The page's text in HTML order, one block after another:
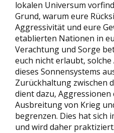
lokalen Universum
Grund, warum eure
Aggressivität und eure
etablierten Nationen in
Verachtung und Sorge
euch nicht erlaubt,
dieses Sonnensystems
Zurückhaltung zwischen
dient dazu, Aggressionen
Ausbreitung von Krieg
begrenzen. Dies hat sich
und wird daher praktiziert.